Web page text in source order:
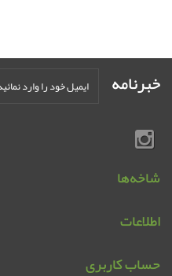
خبرنامه
شاخه‌ها
اطلاعات
حساب کاربری